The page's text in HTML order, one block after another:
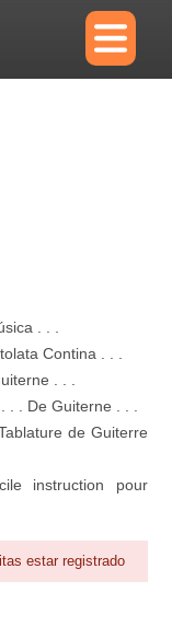
×
. . .
Contina . . .
. . .
. . De Guiterne . . .
de Guiterre
instruction pour
estar registrado